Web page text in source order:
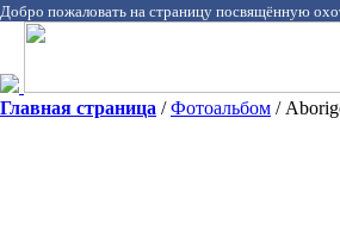
Добро пожаловать на страницу посвящённую
Главная страница /Фотоальбом /